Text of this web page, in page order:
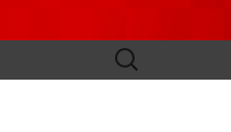
Rechercher :